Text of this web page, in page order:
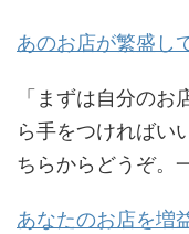
あのお店が繁盛し
「まずは自分の
ら手をつければい
ちらからどうぞ。
あなたのお店を増